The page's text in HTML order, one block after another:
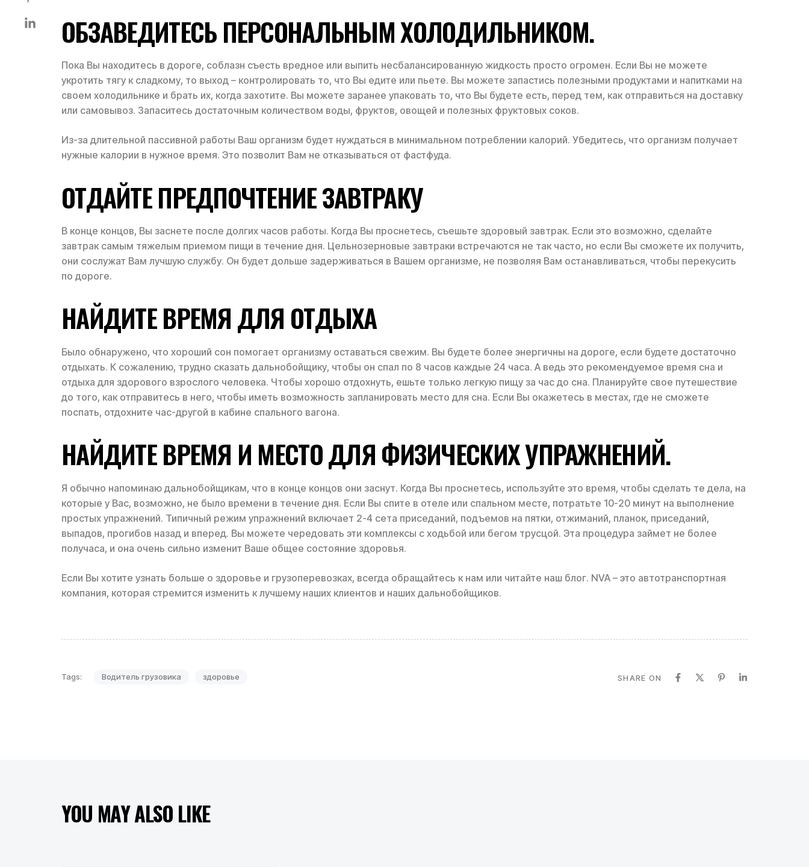
ОБЗАВЕДИТЕСЬ ПЕРСОНАЛЬНЫМ ХОЛОДИЛЬНИКОМ.
Пока Вы находитесь в дороге, соблазн съесть вредное или выпить несбалансированную жидкость просто огромен. Если Вы не можете
укротить тягу к сладкому, то выход – контролировать то, что Вы едите или пьете. Вы можете запастись полезными продуктами и напитками на
своем холодильнике и брать их, когда захотите. Вы можете заранее упаковать то, что Вы будете есть, перед тем, как отправиться на доставку
или самовывоз. Запаситесь достаточным количеством воды, фруктов, овощей и полезных фруктовых соков.
Из-за длительной пассивной работы Ваш организм будет нуждаться в минимальном потреблении калорий. Убедитесь, что организм получает
нужные калории в нужное время. Это позволит Вам не отказываться от фастфуда.
ОТДАЙТЕ ПРЕДПОЧТЕНИЕ ЗАВТРАКУ
В конце концов, Вы заснете после долгих часов работы. Когда Вы проснетесь, съешьте здоровый завтрак. Если это возможно, сделайте
завтрак самым тяжелым приемом пищи в течение дня. Цельнозерновые завтраки встречаются не так часто, но если Вы сможете их получить,
они сослужат Вам лучшую службу. Он будет дольше задерживаться в Вашем организме, не позволяя Вам останавливаться, чтобы перекусить
по дороге.
НАЙДИТЕ ВРЕМЯ ДЛЯ ОТДЫХА
Было обнаружено, что хороший сон помогает организму оставаться свежим. Вы будете более энергичны на дороге, если будете достаточно
отдыхать. К сожалению, трудно сказать дальнобойщику, чтобы он спал по 8 часов каждые 24 часа. А ведь это рекомендуемое время сна и
отдыха для здорового взрослого человека. Чтобы хорошо отдохнуть, ешьте только легкую пищу за час до сна. Планируйте свое путешествие
до того, как отправитесь в него, чтобы иметь возможность запланировать место для сна. Если Вы окажетесь в местах, где не сможете
поспать, отдохните час-другой в кабине спального вагона.
НАЙДИТЕ ВРЕМЯ И МЕСТО ДЛЯ ФИЗИЧЕСКИХ УПРАЖНЕНИЙ.
Я обычно напоминаю дальнобойщикам, что в конце концов они заснут. Когда Вы проснетесь, используйте это время, чтобы сделать те дела, на
которые у Вас, возможно, не было времени в течение дня. Если Вы спите в отеле или спальном месте, потратьте 10-20 минут на выполнение
простых упражнений. Типичный режим упражнений включает 2-4 сета приседаний, подъемов на пятки, отжиманий, планок, приседаний,
выпадов, прогибов назад и вперед. Вы можете чередовать эти комплексы с ходьбой или бегом трусцой. Эта процедура займет не более
получаса, и она очень сильно изменит Ваше общее состояние здоровья.
Если Вы хотите узнать больше о здоровье и грузоперевозках, всегда обращайтесь к нам или читайте наш блог. NVA – это автотранспортная
компания, которая стремится изменить к лучшему наших клиентов и наших дальнобойщиков.
Tags: Водитель грузовика здоровье SHARE ON
YOU MAY ALSO LIKE